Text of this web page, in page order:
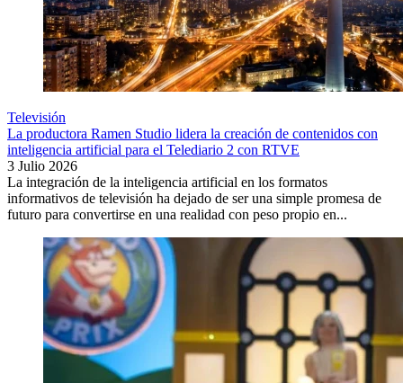
Televisión
La productora Ramen Studio lidera la creación de contenidos con
inteligencia artificial para el Telediario 2 con RTVE
3 Julio 2026
La integración de la inteligencia artificial en los formatos
informativos de televisión ha dejado de ser una simple promesa de
futuro para convertirse en una realidad con peso propio en...